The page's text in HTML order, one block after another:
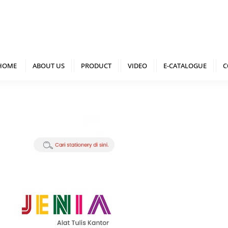
ABOUT US PRODUCT VIDEO E-CATALOGUE